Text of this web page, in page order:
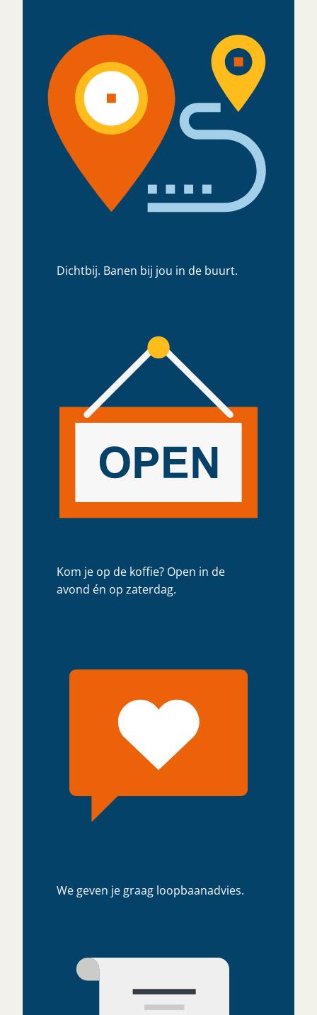
Dichtbij. Banen bij jou in de buurt.
Kom je op de koffie? Open in de
avond én op zaterdag.
We geven je graag loopbaanadvies.